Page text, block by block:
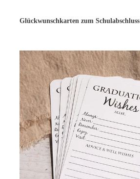
Glückwunschkarten zum Schulabschluss